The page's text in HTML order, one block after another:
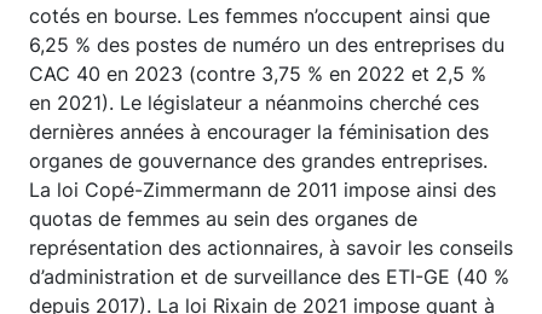
cotés en bourse. Les femmes n’occupent ainsi que
6,25 % des postes de numéro un des entreprises du
CAC 40 en 2023 (contre 3,75 % en 2022 et 2,5 %
en 2021). Le législateur a néanmoins cherché ces
dernières années à encourager la féminisation des
organes de gouvernance des grandes entreprises.
La loi Copé-Zimmermann de 2011 impose ainsi des
quotas de femmes au sein des organes de
représentation des actionnaires, à savoir les conseils
d’administration et de surveillance des ETI-GE (40 %
depuis 2017). La loi Rixain de 2021 impose quant à